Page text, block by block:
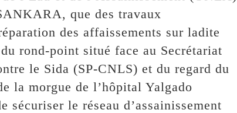
que des travaux
des affaissements sur ladite
rond-point situé face au Secrétariat
le Sida (SP-CNLS) et du regard du
la morgue de l’hôpital Yalgado
le réseau d’assainissement